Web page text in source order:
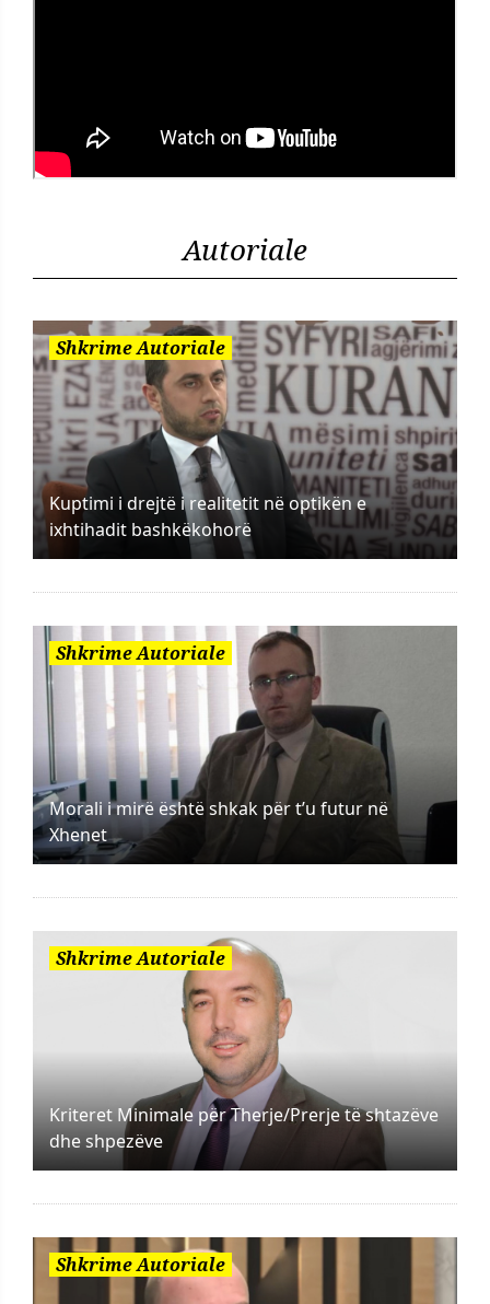
Autoriale
Shkrime Autoriale
Kuptimi i drejtë i realitetit në optikën e
ixhtihadit bashkëkohorë
Shkrime Autoriale
Morali i mirë është shkak për t’u futur në
Xhenet
Shkrime Autoriale
Kriteret Minimale për Therje/Prerje të shtazëve
dhe shpezëve
Shkrime Autoriale